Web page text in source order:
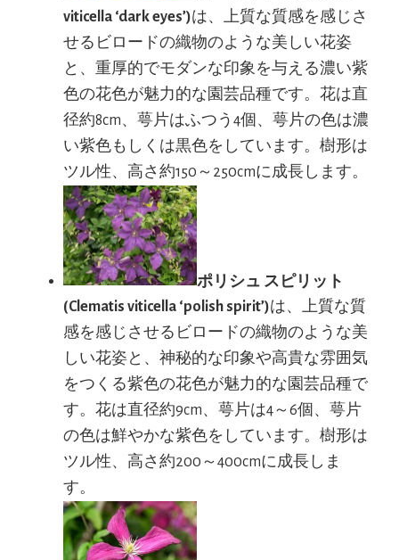
viticella ‘dark eyes’)は、上質な質感を感じさ
せるビロードの織物のような美しい花姿
と、重厚的でモダンな印象を与える濃い紫
色の花色が魅力的な園芸品種です。花は直
径約8cm、萼片はふつう4個、萼片の色は濃
い紫色もしくは黒色をしています。樹形は
ツル性、高さ約150～250cmに成長します。
ポリシュ スピリット
(Clematis viticella ‘polish spirit’)は、上質な質
感を感じさせるビロードの織物のような美
しい花姿と、神秘的な印象や高貴な雰囲気
をつくる紫色の花色が魅力的な園芸品種で
す。花は直径約9cm、萼片は4～6個、萼片
の色は鮮やかな紫色をしています。樹形は
ツル性、高さ約200～400cmに成長しま
す。